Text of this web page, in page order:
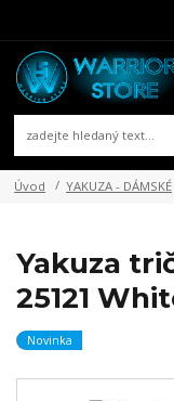
Úvod YAKUZA - DÁMSKÉ
Yakuza
25121
Novinka